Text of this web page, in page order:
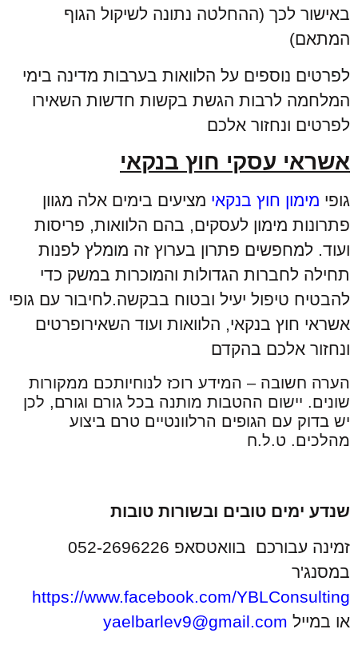
באישור לכך (ההחלטה נתונה לשיקול הגוף
המתאם)
לפרטים נוספים על הלוואות בערבות מדינה בימי
המלחמה לרבות הגשת בקשות חדשות השאירו
לפרטים ונחזור אלכם
אשראי עסקי חוץ בנקאי
גופי מימון חוץ בנקאי מציעים בימים אלה מגוון
פתרונות מימון לעסקים, בהם הלוואות, פריסות
ועוד. למחפשים פתרון בערוץ זה מומלץ לפנות
תחילה לחברות הגדולות והמוכרות במשק כדי
להבטיח טיפול יעיל ובטוח בבקשה.לחיבור עם גופי
אשראי חוץ בנקאי, הלוואות ועוד השאירופרטים
ונחזור אלכם בהקדם
הערה חשובה – המידע רוכז לנוחיותכם ממקורות
שונים. יישום ההטבות מותנה בכל גורם וגורם, לכן
יש בדוק עם הגופים הרלוונטיים טרם ביצוע
מהלכים. ט.ל.ח
שנדע ימים טובים ובשורות טובות
זמינה עבורכם בוואטסאפ 052-2696226
במסנג'ר
https://www.facebook.com/YBLConsulting
או במייל yaelbarlev9@gmail.com